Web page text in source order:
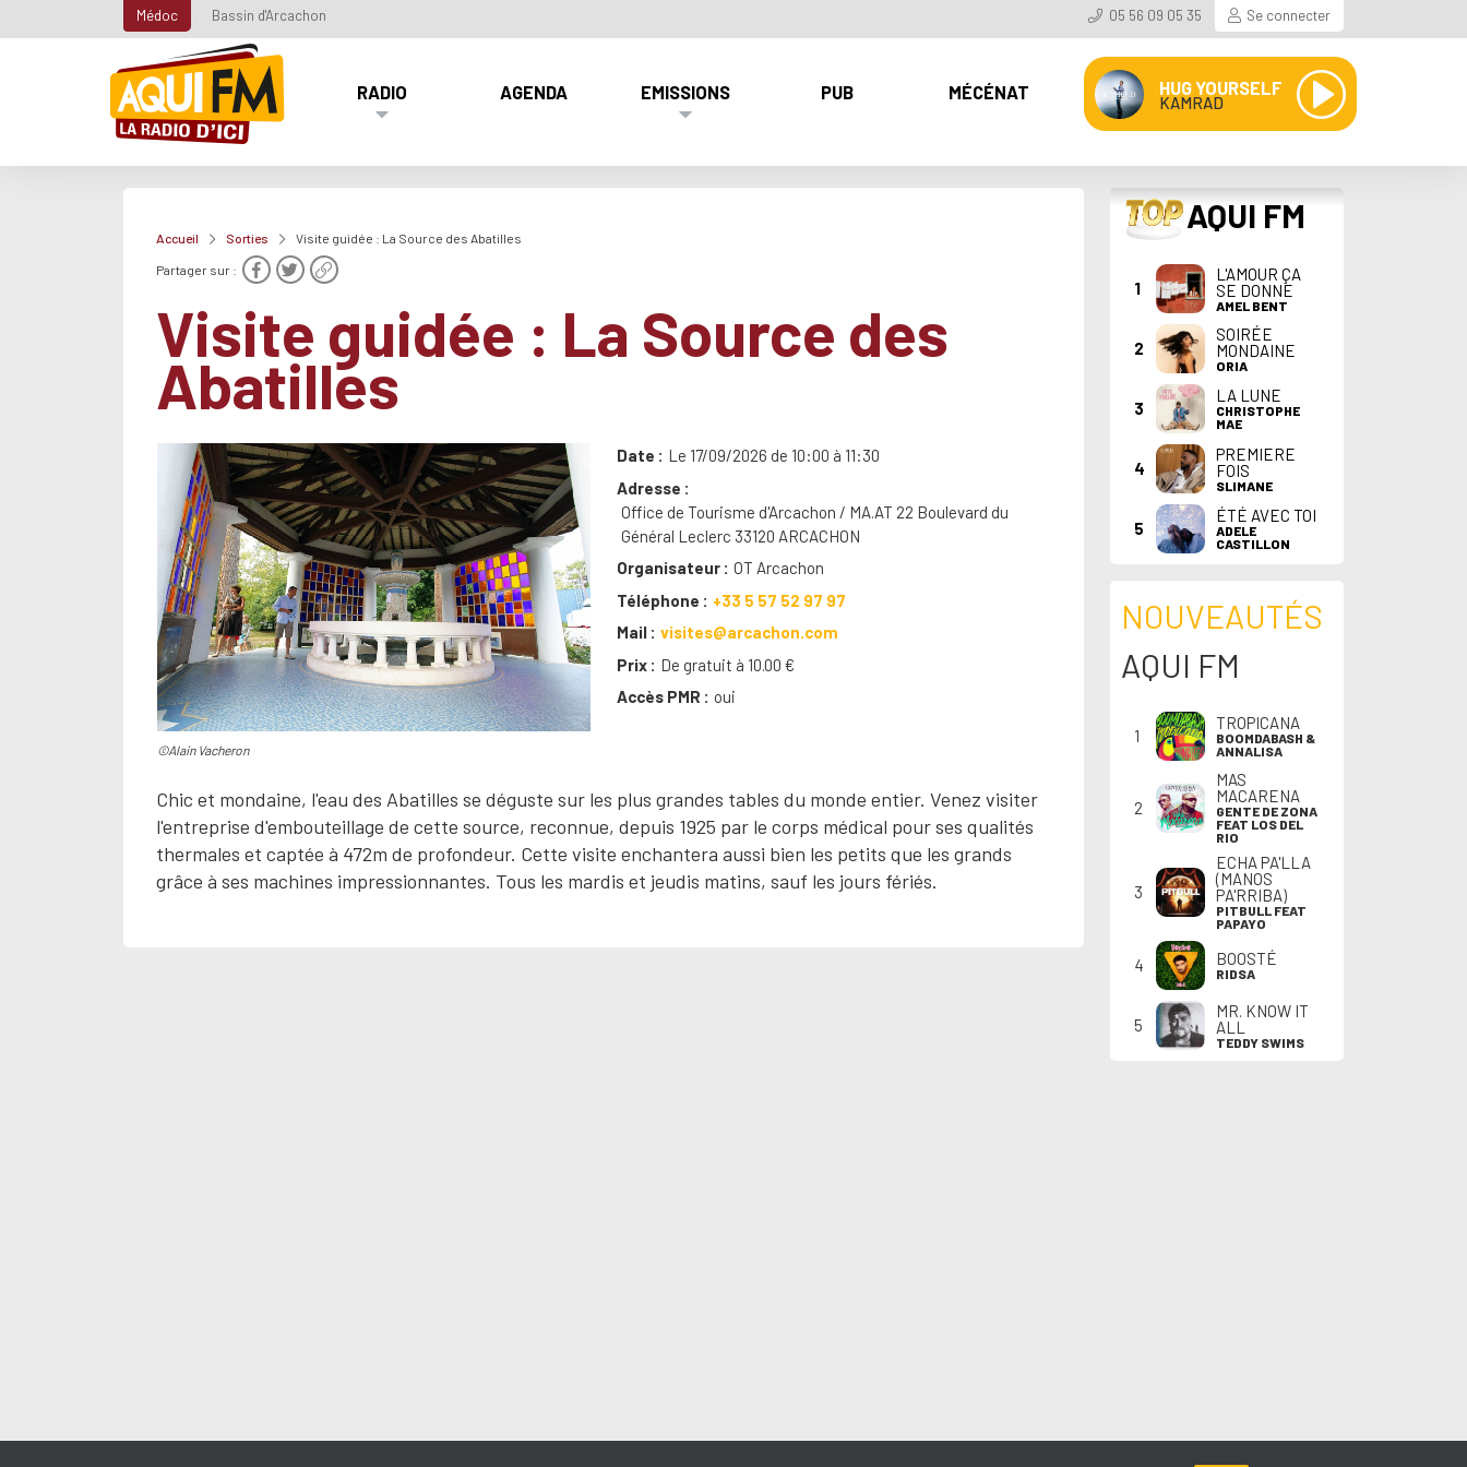
Médoc Bassin d'Arcachon 05 56 09 05 35 Se connecter
RADIO AGENDA EMISSIONS PUB MÉCÉNAT HUG YOURSELF
KAMRAD
Accueil Sorties Visite guidée : La Source des Abatilles
Partager sur :
Visite guidée : La Source des
Abatilles
©Alain Vacheron
Date
Le 17/09/2026 de 10:00 à 11:30
Adresse
Office de Tourisme d'Arcachon / MA.AT 22 Boulevard du
Général Leclerc 33120 ARCACHON
Organisateur
OT Arcachon
Téléphone
+33 5 57 52 97 97
Mail
visites@arcachon.com
Prix
De gratuit à 10.00 €
Accès PMR
oui
Chic et mondaine, l'eau des Abatilles se déguste sur les plus grandes tables du monde entier. Venez visiter
l'entreprise d'embouteillage de cette source, reconnue, depuis 1925 par le corps médical pour ses qualités
thermales et captée à 472m de profondeur. Cette visite enchantera aussi bien les petits que les grands
grâce à ses machines impressionnantes. Tous les mardis et jeudis matins, sauf les jours fériés.
TOP AQUI FM
1
L'AMOUR ÇA
SE DONNE
AMEL BENT
2
SOIRÉE
MONDAINE
ORIA
3
LA LUNE
CHRISTOPHE
MAE
4
PREMIERE
FOIS
SLIMANE
5
ÉTÉ AVEC TOI
ADELE
CASTILLON
NOUVEAUTÉS
AQUI FM
1
TROPICANA
BOOMDABASH &
ANNALISA
2
MAS
MACARENA
GENTE DE ZONA
FEAT LOS DEL
RIO
3
ECHA PA'LLA
(MANOS
PA'RRIBA)
PITBULL FEAT
PAPAYO
4 BOOSTÉ
RIDSA
5
MR. KNOW IT
ALL
TEDDY SWIMS